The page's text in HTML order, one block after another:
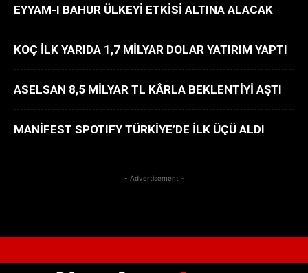
EYYAM-I BAHUR ÜLKEYİ ETKİSİ ALTINA ALACAK
KOÇ İLK YARIDA 1,7 MİLYAR DOLAR YATIRIM YAPTI
ASELSAN 8,5 MİLYAR TL KÂRLA BEKLENTİYİ AŞTI
MANİFEST SPOTIFY TÜRKİYE’DE İLK ÜÇÜ ALDI
- Advertisement -